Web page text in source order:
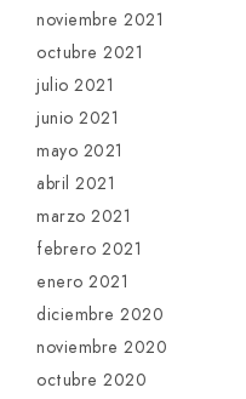
noviembre 2021
octubre 2021
julio 2021
junio 2021
mayo 2021
abril 2021
marzo 2021
febrero 2021
enero 2021
diciembre 2020
noviembre 2020
octubre 2020